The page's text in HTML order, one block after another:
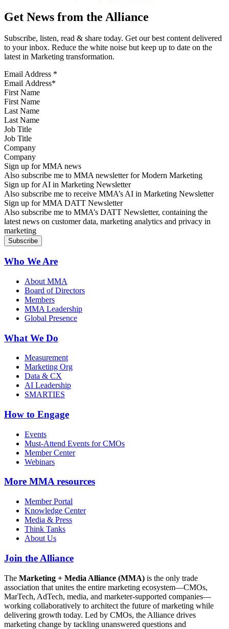
Get News from the Alliance
Subscribe, listen, read & share today. Get our best content delivered
to your inbox. Reduce the white noise but keep up to date on the
latest in Marketing transformation.
Email Address *
First Name
Last Name
Job Title
Company
Sign up for MMA news
Also subscribe me to MMA newsletter for Modern Marketing
Sign up for AI in Marketing Newsletter
Also subscribe me to receive MMA’s AI in Marketing Newsletter
Sign up for MMA DATT Newsletter
Also subscribe me to MMA’s DATT Newsletter, containing the
latest news on customer data, marketing analytics and privacy in
marketing
Who We Are
About MMA
Board of Directors
Members
MMA Leadership
Global Presence
What We Do
Measurement
Marketing Org
Data & CX
AI Leadership
SMARTIES
How to Engage
Events
Must-Attend Events for CMOs
Member Center
Webinars
More MMA resources
Member Portal
Knowledge Center
Media & Press
Think Tanks
About Us
Join the Alliance
The Marketing + Media Alliance (MMA) is the only trade
association that unites the entire marketing ecosystem—CMOs,
MarTech, AdTech, media, and marketer-supported companies—
working collaboratively to architect the future of marketing while
delivering growth today. Led by CMOs, the Alliance drives
marketing change by tackling unanswered questions and